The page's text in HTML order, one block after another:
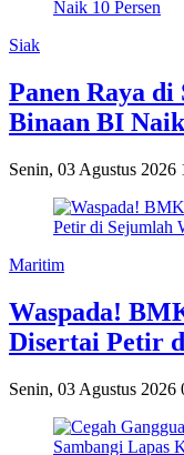
Siak
Panen Raya
Binaan BI
Senin, 03 Agustus 2026
Maritim
Waspada!
Disertai Petir
Senin, 03 Agustus 2026